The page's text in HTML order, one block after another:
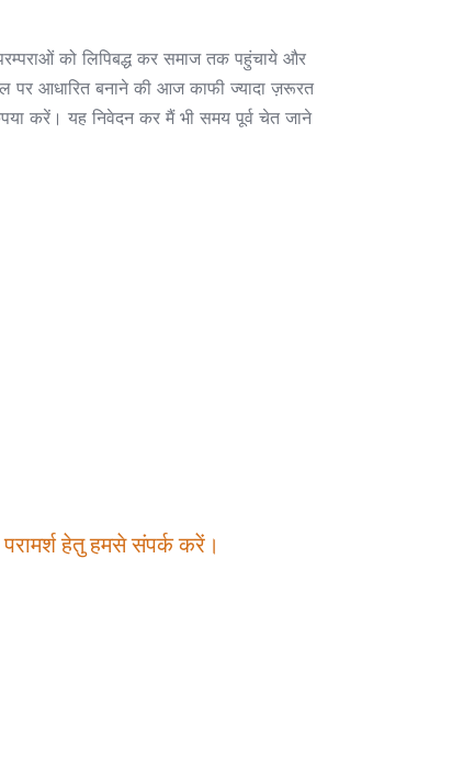
को लिपिबद्ध कर समाज तक पहुंचाये और
पर आधारित बनाने की आज काफी ज्यादा ज़रूरत
करें। यह निवेदन कर मैं भी समय पूर्व चेत जाने
हेतु हमसे संपर्क करें।